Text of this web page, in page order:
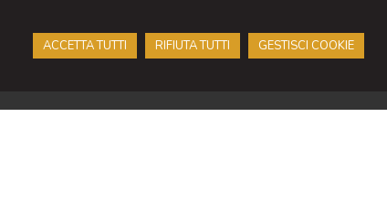
ACCETTA TUTTI RIFIUTA TUTTI GESTISCI COOKIE